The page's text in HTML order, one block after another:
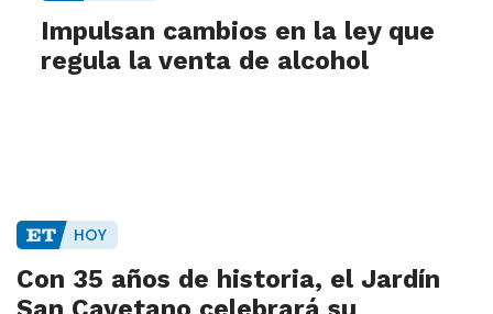
Impulsan cambios en la ley que
regula la venta de alcohol
HOY
Con 35 años de historia, el Jardín